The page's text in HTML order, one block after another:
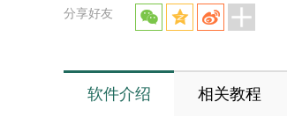
分享好友
软件介绍 相关教程